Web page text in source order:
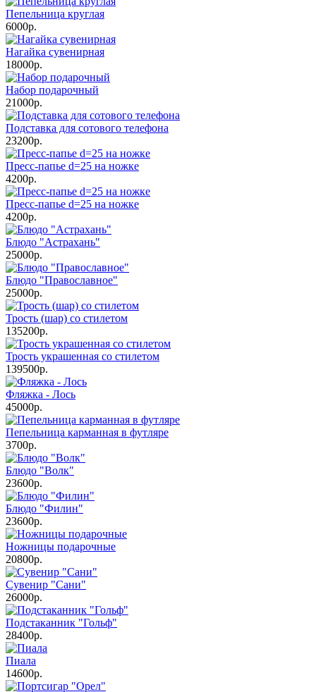
Пепельница круглая
6000р.
Нагайка сувенирная
18000р.
Набор подарочный
21000р.
Подставка для сотового телефона
23200р.
Пресс-папье d=25 на ножке
4200р.
Пресс-папье d=25 на ножке
4200р.
Блюдо "Астрахань"
25000р.
Блюдо "Православное"
25000р.
Трость (шар) со стилетом
135200р.
Трость украшенная со стилетом
139500р.
Фляжка - Лось
45000р.
Пепельница карманная в футляре
3700р.
Блюдо "Волк"
23600р.
Блюдо "Филин"
23600р.
Ножницы подарочные
20800р.
Сувенир "Сани"
26000р.
Подстаканник "Гольф"
28400р.
Пиала
14600р.